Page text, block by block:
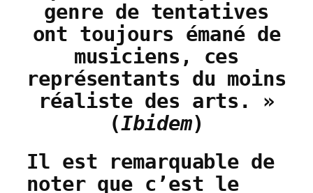
genre de tentatives
ont toujours émané de
musiciens, ces
représentants du moins
réaliste des arts. »
(Ibidem)
Il est remarquable de
noter que c’est le